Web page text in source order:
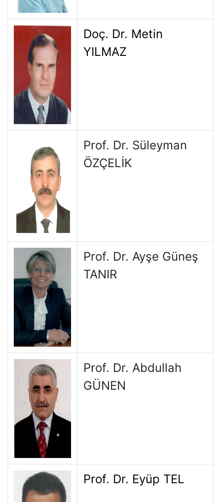
Doç. Dr. Metin
YILMAZ
Prof. Dr. Süleyman
ÖZÇELİK
Prof. Dr. Ayşe Güneş
TANIR
Prof. Dr. Abdullah
GÜNEN
Prof. Dr. Eyüp TEL